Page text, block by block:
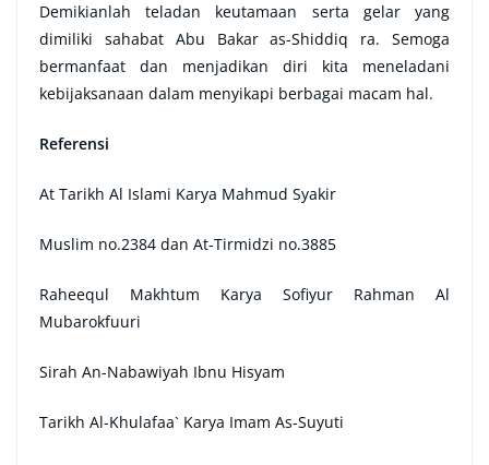
Demikianlah teladan keutamaan serta gelar yang
dimiliki sahabat Abu Bakar as-Shiddiq ra. Semoga
bermanfaat dan menjadikan diri kita meneladani
kebijaksanaan dalam menyikapi berbagai macam hal.
Referensi
At Tarikh Al Islami Karya Mahmud Syakir
Muslim no.2384 dan At-Tirmidzi no.3885
Raheequl Makhtum Karya Sofiyur Rahman Al
Mubarokfuuri
Sirah An-Nabawiyah Ibnu Hisyam
Tarikh Al-Khulafaa` Karya Imam As-Suyuti